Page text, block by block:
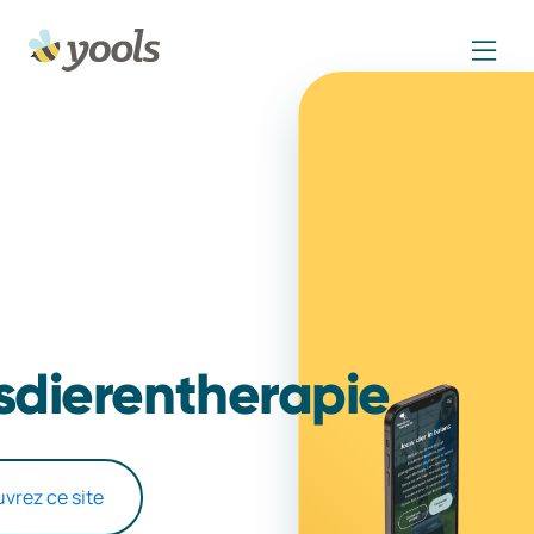
ce site